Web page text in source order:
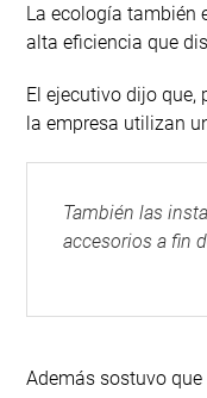
La ecología también
alta eficiencia que
El ejecutivo dijo que,
la empresa utilizan
También las
accesorios a fin
Además sostuvo